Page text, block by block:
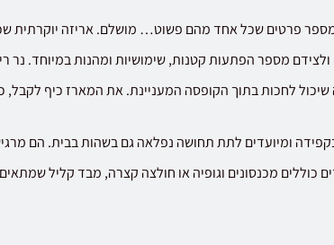
פרטים שכל אחד מהם פשוט… מושלם. אריזה יוקרתית
מספר הפתעות קטנות, שימושיות ומהנות במיוחד. נר
לחכות בתוך הקופסה המעניינת. את המארז כיף לקבל,
ומיועדים לתת תחושה נפלאה גם בשהות בבית. הם
כוללים מכנסונים וגופיה או חולצה קצרה, מבד קליל